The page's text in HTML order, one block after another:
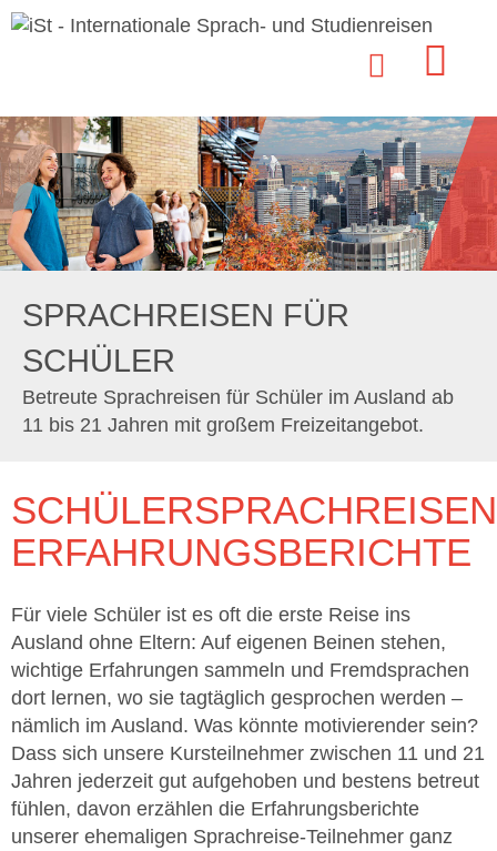
SPRACHREISEN FÜR
SCHÜLER
Betreute Sprachreisen für Schüler im Ausland ab
11 bis 21 Jahren mit großem Freizeitangebot.
SCHÜLERSPRACHREISEN
ERFAHRUNGSBERICHTE
Für viele Schüler ist es oft die erste Reise ins
Ausland ohne Eltern: Auf eigenen Beinen stehen,
wichtige Erfahrungen sammeln und Fremdsprachen
dort lernen, wo sie tagtäglich gesprochen werden –
nämlich im Ausland. Was könnte motivierender sein?
Dass sich unsere Kursteilnehmer zwischen 11 und 21
Jahren jederzeit gut aufgehoben und bestens betreut
fühlen, davon erzählen die Erfahrungsberichte
unserer ehemaligen Sprachreise-Teilnehmer ganz